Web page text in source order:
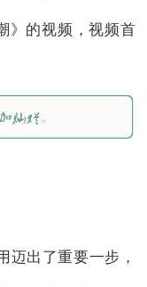
》的视频，视频首
迈出了重要一步，